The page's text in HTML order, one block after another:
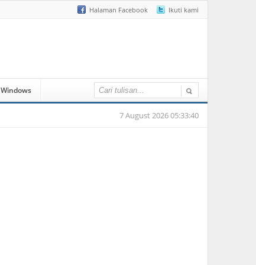
Halaman Facebook Ikuti kami
Windows
7 August 2026 05:33:40